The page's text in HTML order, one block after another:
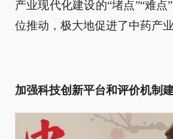
产业现代化建设的“堵点”“难点
位推动，极大地促进了中药产业
加强科技创新平台和评价机制